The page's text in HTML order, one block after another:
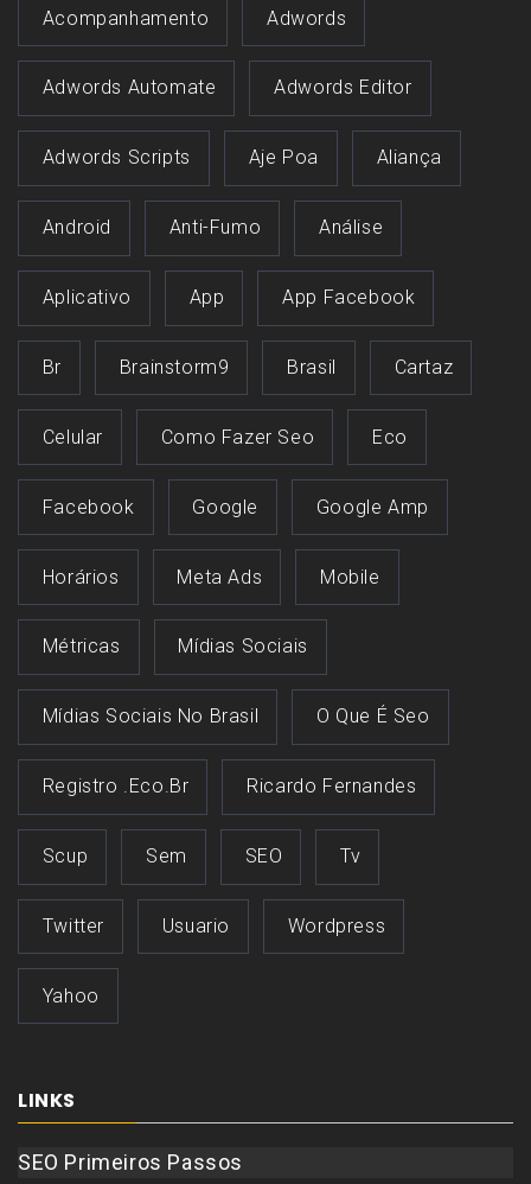
Acompanhamento Adwords
Adwords Automate Adwords Editor
Adwords Scripts Aje Poa Aliança
Android Anti-Fumo Análise
Aplicativo App App Facebook
Br Brainstorm9 Brasil Cartaz
Celular Como Fazer Seo Eco
Facebook Google Google Amp
Horários Meta Ads Mobile
Métricas Mídias Sociais
Mídias Sociais No Brasil O Que É Seo
Registro .eco.br Ricardo Fernandes
Scup Sem SEO Tv
Twitter Usuario Wordpress
Yahoo
LINKS
SEO Primeiros Passos